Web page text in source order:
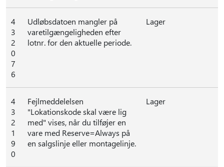
4
3
2
0
7
6
Udløbsdatoen mangler på
varetilgængeligheden efter
lotnr. for den aktuelle periode.
Lager
4
3
2
1
9
0
Fejlmeddelelsen
"Lokationskode skal være lig
med" vises, når du tilføjer en
vare med Reserve=Always på
en salgslinje eller montagelinje.
Lager